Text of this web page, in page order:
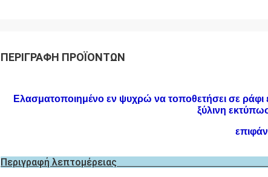
ΠΕΡΙΓΡΑΦΉ ΠΡΟΪΌΝΤΩΝ
Ελασματοποιημένο εν ψυχρώ να τοποθετήσει σε ράφι
ξύλινη
Περιγραφή